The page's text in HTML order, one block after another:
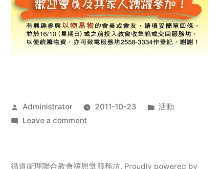
Posted
by
Administrator 2011-10-23
Posted
活動
Leave a commenton
服
循道衛理聯合教會禧恩堂服務坊, Proudly powered by